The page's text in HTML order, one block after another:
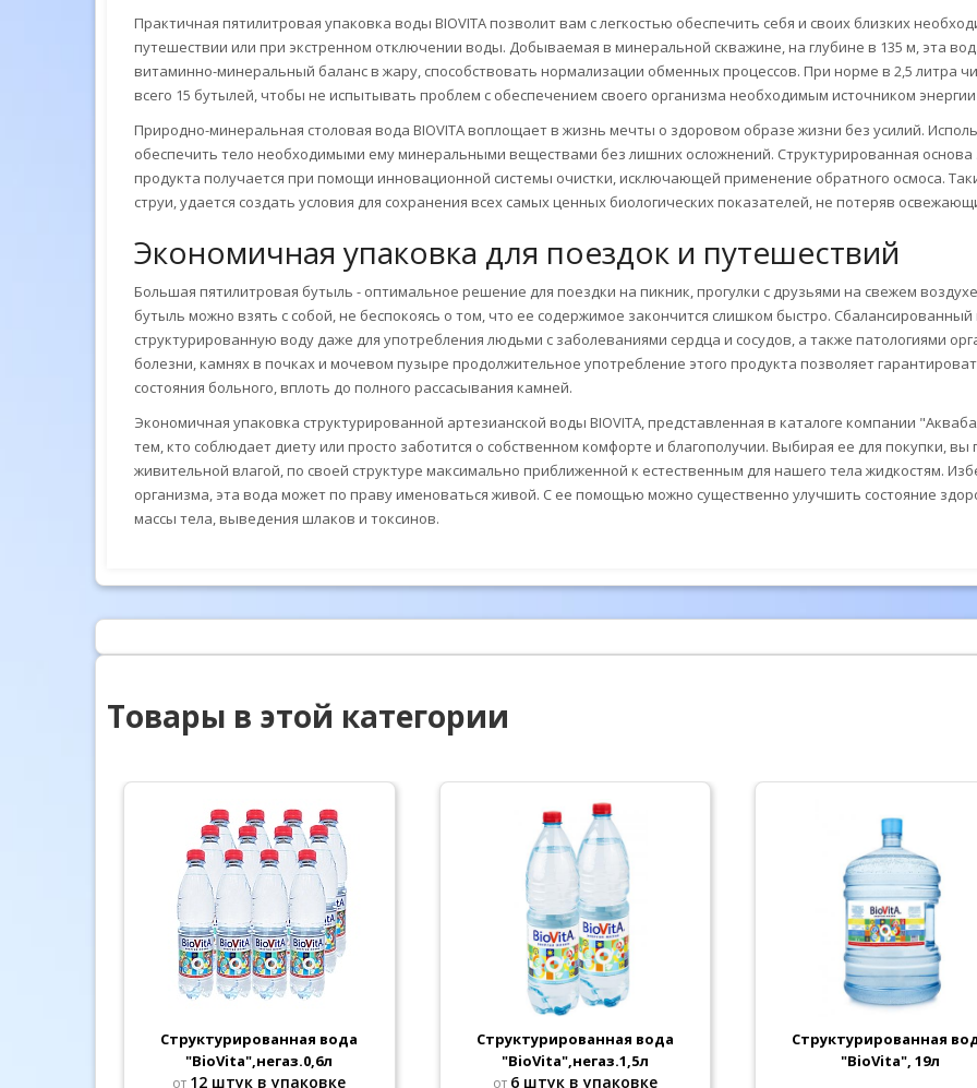
Практичная пятилитровая упаковка воды BIOVITA позволит вам с легкостью обеспечить себя и своих близких
путешествии или при экстренном отключении воды. Добываемая в минеральной скважине, на глубине в 135 м, эта
витаминно-минеральный баланс в жару, способствовать нормализации обменных процессов. При норме в 2,5 литра
всего 15 бутылей, чтобы не испытывать проблем с обеспечением своего организма необходимым источником
Природно-минеральная столовая вода BIOVITA воплощает в жизнь мечты о здоровом образе жизни без усилий.
обеспечить тело необходимыми ему минеральными веществами без лишних осложнений. Структурированная основа
продукта получается при помощи инновационной системы очистки, исключающей применение обратного осмоса.
струи, удается создать условия для сохранения всех самых ценных биологических показателей, не потеряв
Экономичная упаковка для поездок и путешествий
Большая пятилитровая бутыль - оптимальное решение для поездки на пикник, прогулки с друзьями на свежем
бутыль можно взять с собой, не беспокоясь о том, что ее содержимое закончится слишком быстро.
структурированную воду даже для употребления людьми с заболеваниями сердца и сосудов, а также патологиями
болезни, камнях в почках и мочевом пузыре продолжительное употребление этого продукта позволяет
состояния больного, вплоть до полного рассасывания камней.
Экономичная упаковка структурированной артезианской воды BIOVITA, представленная в каталоге компании
тем, кто соблюдает диету или просто заботится о собственном комфорте и благополучии. Выбирая ее для покупки,
живительной влагой, по своей структуре максимально приближенной к естественным для нашего тела жидкостям.
организма, эта вода может по праву именоваться живой. С ее помощью можно существенно улучшить состояние
массы тела, выведения шлаков и токсинов.
Товары в этой категории
Структурированная вода
"BioVita",негаз.0,6л
от 12 штук в упаковке
Структурированная вода
"BioVita",негаз.1,5л
от 6 штук в упаковке
Структурированная
"BioVita", 19л